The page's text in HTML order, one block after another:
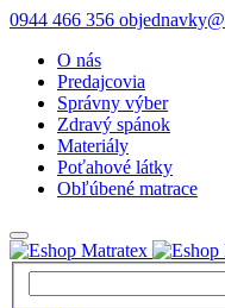
0944 466 356
O nás
Predajcovia
Správny výber
Zdravý spánok
Materiály
Poťahové látky
Obľúbené matrace